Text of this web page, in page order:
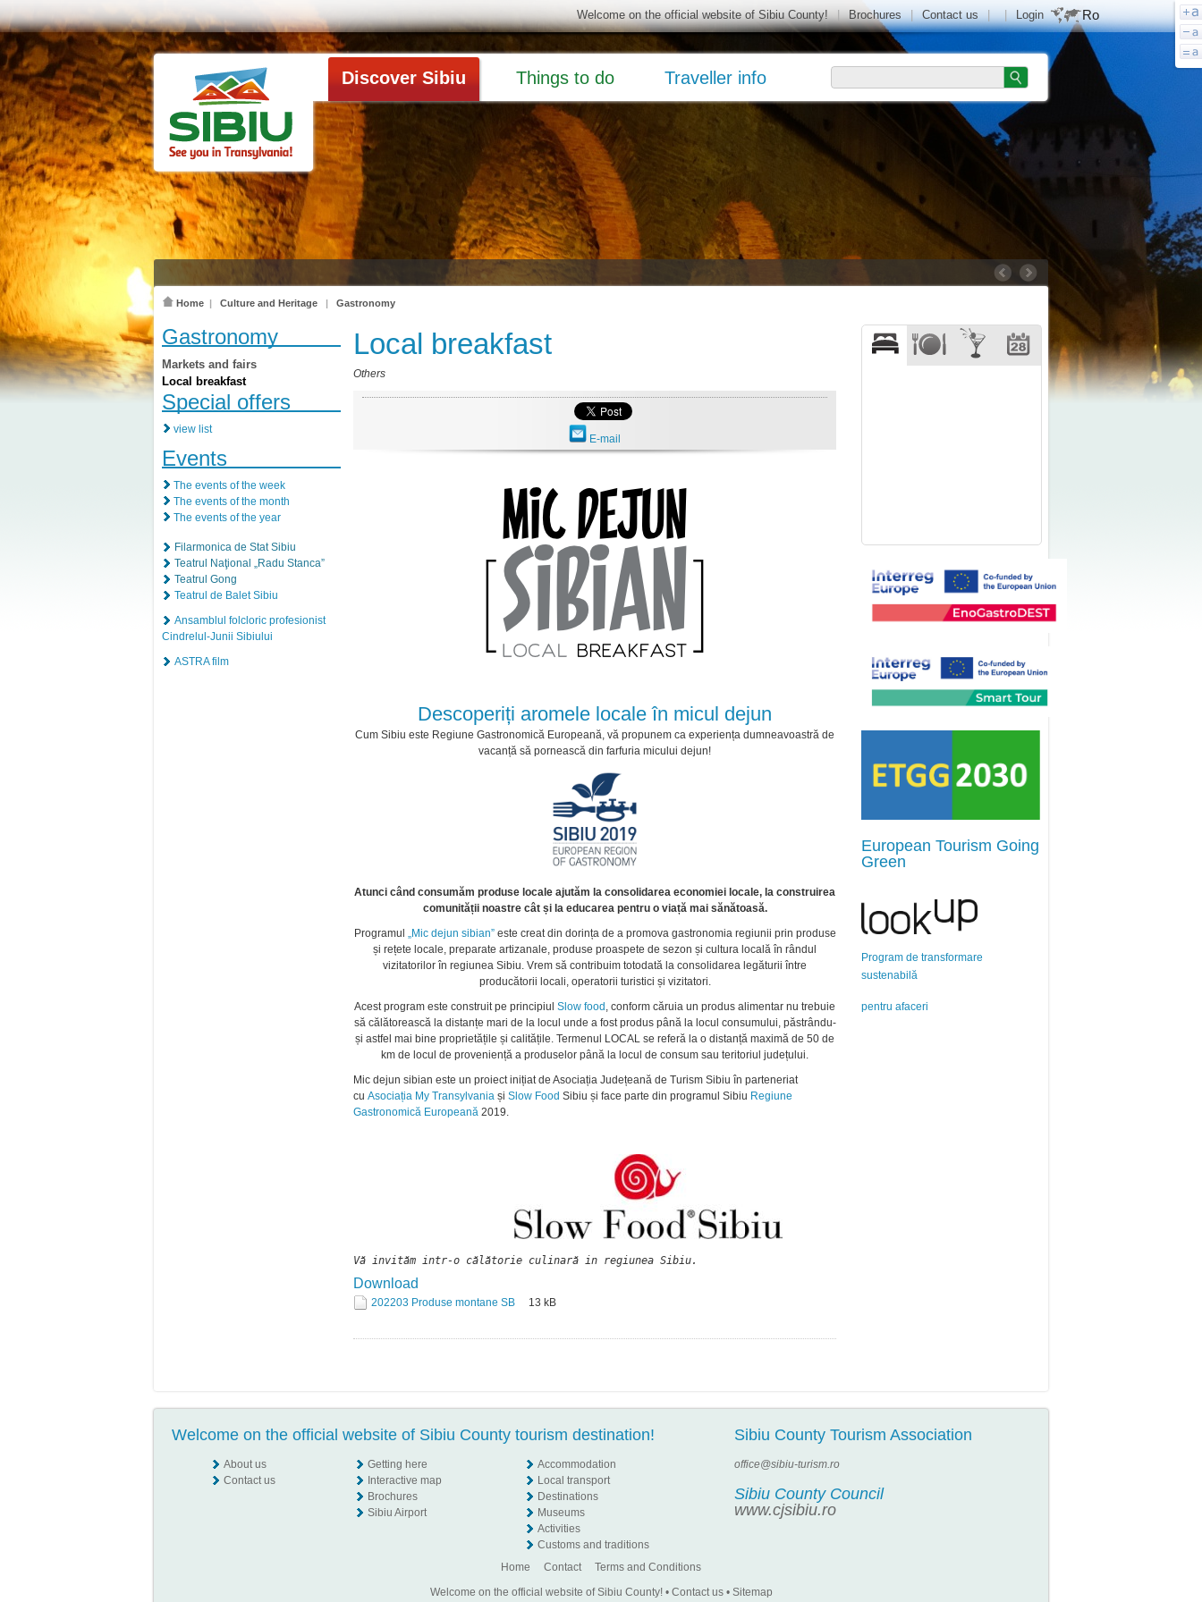
Login Ro
Welcome on the official website of Sibiu County! | Brochures | Contact us | |
Discover Sibiu Things to do Traveller info
Home | Culture and Heritage | Gastronomy
Gastronomy
Markets and fairs
Local breakfast
Special offers
view list
Events
The events of the week
The events of the month
The events of the year
Filarmonica de Stat Sibiu
Teatrul Naţional „Radu Stanca”
Teatrul Gong
Teatrul de Balet Sibiu
Ansamblul folcloric profesionist
Cindrelul-Junii Sibiului
ASTRA film
Local breakfast
Others
E-mail
Descoperiți aromele locale în micul dejun
Cum Sibiu este Regiune Gastronomică Europeană, vă propunem ca experiența dumneavoastră de
vacanță să pornească din farfuria micului dejun!
Atunci când consumăm produse locale ajutăm la consolidarea economiei locale, la construirea
comunității noastre cât și la educarea pentru o viață mai sănătoasă.
Programul „Mic dejun sibian”este creat din dorința de a promova gastronomia regiunii prin produse
și rețete locale, preparate artizanale, produse proaspete de sezon și cultura locală în rândul
vizitatorilor în regiunea Sibiu. Vrem să contribuim totodată la consolidarea legăturii între
producătorii locali, operatorii turistici și vizitatori.
Acest program este construit pe principiul Slow food , conform căruia un produs alimentar nu trebuie
să călătorească la distanțe mari de la locul unde a fost produs până la locul consumului, păstrându-
și astfel mai bine proprietățile și calitățile. Termenul LOCAL se referă la o distanță maximă de 50 de
km de locul de proveniență a produselor până la locul de consum sau teritoriul județului.
Mic dejun sibian este un proiect inițiat de Asociația Județeană de Turism Sibiu în parteneriat
cu Asociația My Transylvania și Slow Food Sibiu și face parte din programul Sibiu Regiune
Gastronomică Europeană 2019.
Vă invităm intr-o călătorie culinară in regiunea Sibiu.
Download
202203 Produse montane SB 13 kB
European Tourism Going
Green
Program de transformare
sustenabilă
pentru afaceri
Welcome on the official website of Sibiu County tourism destination! Sibiu County Tourism Association
About us
Contact us
Getting here
Interactive map
Brochures
Sibiu Airport
Accommodation
Local transport
Destinations
Museums
Activities
Customs and traditions
office@sibiu-turism.ro
Sibiu County Council
www.cjsibiu.ro
Home Contact
Terms and Conditions
Welcome on the official website of Sibiu County!• Contact us• Sitemap